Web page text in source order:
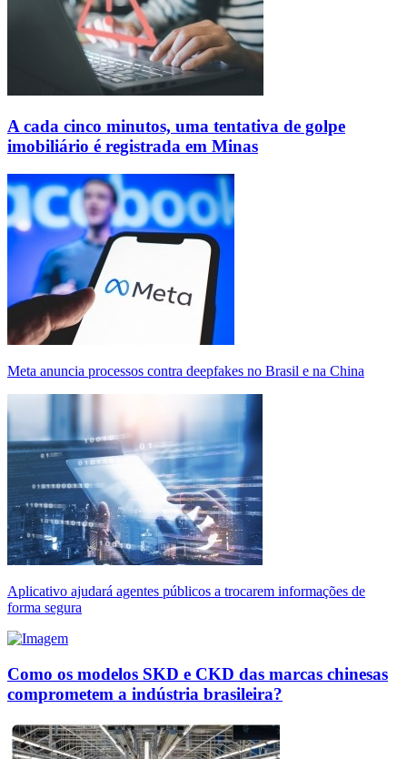
A cada cinco minutos, uma tentativa de golpe
imobiliário é registrada em Minas
Meta anuncia processos contra deepfakes no Brasil e na China
Aplicativo ajudará agentes públicos a trocarem informações de
forma segura
Como os modelos SKD e CKD das marcas chinesas
comprometem a indústria brasileira?